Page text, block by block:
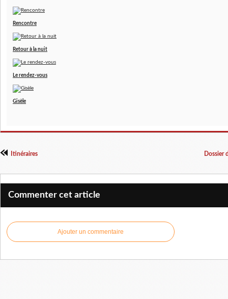
Rencontre
Retour à la nuit
Le rendez-vous
Gisèle
Itinéraires Dossier
Commenter cet article
Ajouter un commentaire